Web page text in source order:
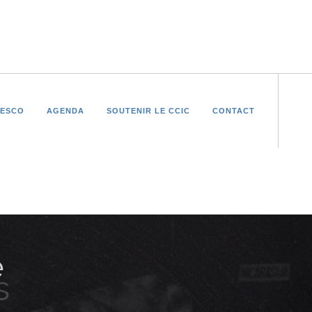
AGENDA SOUTENIR LE CCIC CONTACT